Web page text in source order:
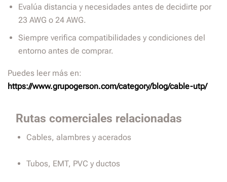
Evalúa distancia y necesidades antes de decidirte por
23 AWG o 24 AWG.
Siempre verifica compatibilidades y condiciones del
entorno antes de comprar.
Puedes leer más en:
https://www.grupogerson.com/category/blog/cable-utp/
Rutas comerciales relacionadas
Cables, alambres y acerados
Tubos, EMT, PVC y ductos